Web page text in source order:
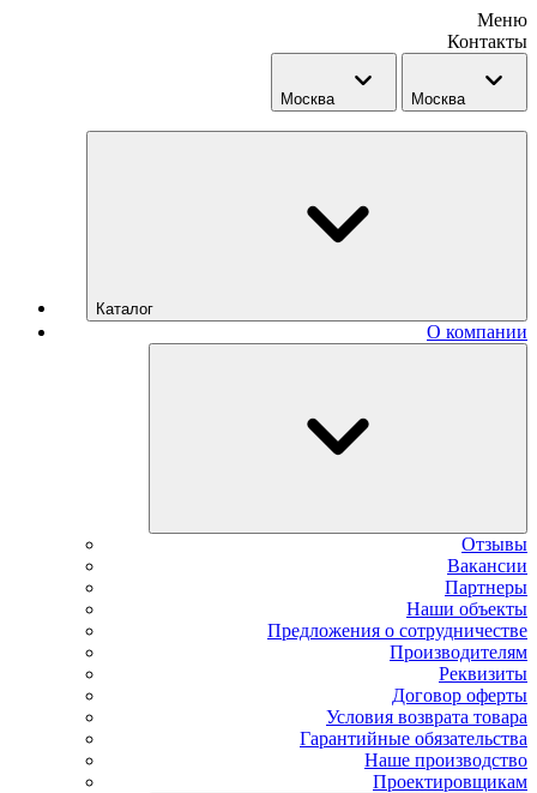
Меню
Контакты
Москва Москва
Каталог
О компании
Отзывы
Вакансии
Партнеры
Наши объекты
Предложения о сотрудничестве
Производителям
Реквизиты
Договор оферты
Условия возврата товара
Гарантийные обязательства
Наше производство
Проектировщикам